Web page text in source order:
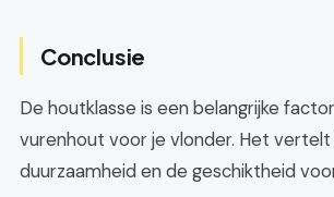
Conclusie
De houtklasse is een belangrijke
vurenhout voor je vlonder. Het
duurzaamheid en de geschiktheid